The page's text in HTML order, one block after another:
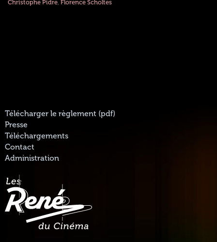
Christophe Pidre, Florence Scholtes
Télécharger le règlement (pdf)
Presse
Téléchargements
Contact
Administration